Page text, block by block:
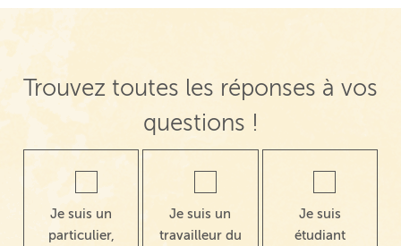
Trouvez toutes les réponses à vos
questions !
Je suis un
particulier,
Je suis un
travailleur du
Je suis
étudiant